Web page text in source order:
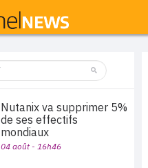
Nutanix va supprimer 5%
de ses effectifs
mondiaux
04 août - 16h46